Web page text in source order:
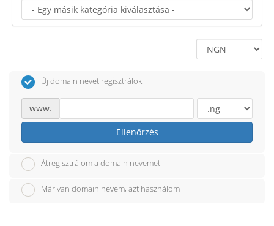
Új domain nevet regisztrálok
www.
Ellenőrzés
Átregisztrálom a domain nevemet
Már van domain nevem, azt használom